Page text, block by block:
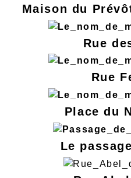
Maison du
Rue
Rue
Place du
Le